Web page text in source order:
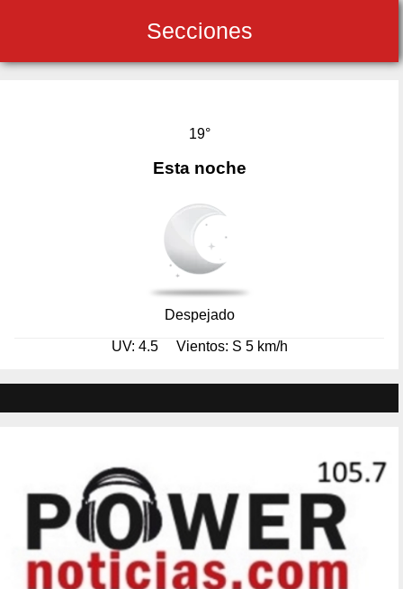
Secciones
19°
Esta noche
Despejado
UV: 4.5 Vientos: S 5 km/h